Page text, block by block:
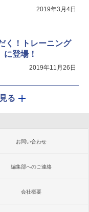
2019年3月4日
く！トレーニング
登場！
2019年11月26日
る
お問い合わせ
編集部へのご連絡
会社概要